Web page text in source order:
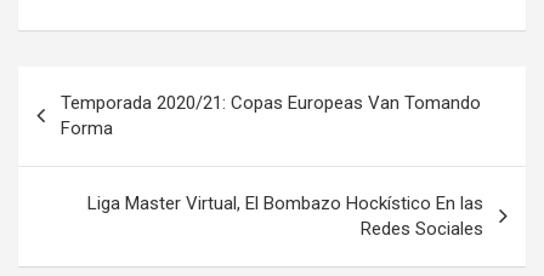
de
entradas
Temporada 2020/21: Copas Europeas Van Tomando
Forma
Liga Master Virtual, El Bombazo Hockístico En las
Redes Sociales